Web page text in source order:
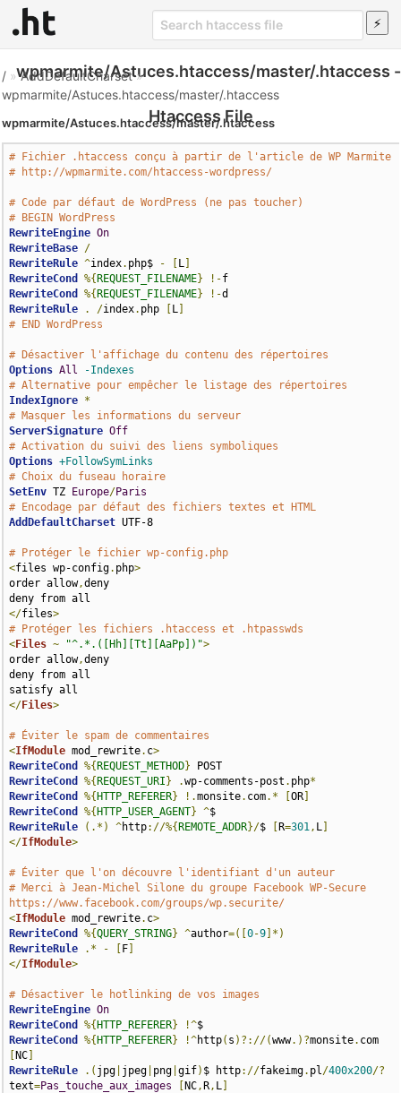
wpmarmite/Astuces.htaccess/master/.htaccess -
Htaccess File
/ »AddDefaultCharset»
wpmarmite/Astuces.htaccess/master/.htaccess
wpmarmite/Astuces.htaccess/master/.htaccess
# Fichier .htaccess conçu à partir de l'article de WP Marmite
# http://wpmarmite.com/htaccess-wordpress/
# Code par défaut de WordPress (ne pas toucher)
# BEGIN WordPress
RewriteEngine On
RewriteBase /
RewriteRule ^index. php$ - L
RewriteCond
%{ REQUEST_FILENAME} !-
RewriteCond
%{ REQUEST_FILENAME} !-
RewriteRule
. /index. php L
# END WordPress
# Désactiver l'affichage du contenu des répertoires
Options All
-Indexes
# Alternative pour empêcher le listage des répertoires
IndexIgnore *
# Masquer les informations du serveur
ServerSignature Off
# Activation du suivi des liens symboliques
Options +FollowSymLinks
# Choix du fuseau horaire
SetEnv TZ Europe/Paris
# Encodage par défaut des fichiers textes et HTML
AddDefaultCharset UTF-8
# Protéger le fichier wp-config.php
<files wp-config. php>
order allow,deny
</files>
# Protéger les fichiers .htaccess et .htpasswds
<Files ~ "^.*.([Hh][Tt][AaPp])">
order allow,deny
deny from all
</Files>
# Éviter le spam de commentaires
<IfModule mod_rewrite. c>
RewriteCond
%{ REQUEST_METHOD}
RewriteCond
%{ REQUEST_URI } .wp-comments-post . php*
RewriteCond
%{ HTTP_REFERER} !.monsite. com.* [OR
RewriteCond
%{ HTTP_USER_AGENT} ^
RewriteRule
(.*) ^http://%{ REMOTE_ADDR}/$ R=301, L
</IfModule>
# Éviter que l'on découvre l'identifiant d'un auteur
# Merci à Jean-Michel Silone du groupe Facebook WP-Secure
https://www.facebook.com/groups/wp.securite/
<IfModule mod_rewrite. c>
RewriteCond
%{QUERY_STRING} ^author=([0-9 ]*)
RewriteRule
.* - F
</IfModule>
# Désactiver le hotlinking de vos images
RewriteEngine On
RewriteCond
%{ HTTP_REFERER} !^
RewriteCond
%{ HTTP_REFERER} !^http( s )?://(www.)?monsite.
NC
RewriteRule
.( jpg jpeg png |gif) $ http://fakeimg. pl/400x200/?
text=Pas_touche_aux_images NC, R, L